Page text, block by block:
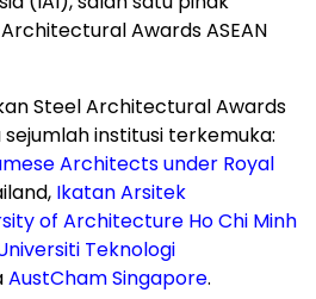
Awards ASEAN
Steel Architectural Awards
sejumlah institusi terkemuka:
Architects under Royal
Ikatan Arsitek
of Architecture Ho Chi Minh
Teknologi
AustCham Singapore.